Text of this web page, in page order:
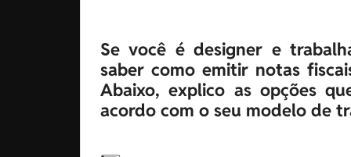
Se você é designer e
saber como emitir notas
Abaixo, explico as opções
acordo com o seu modelo de